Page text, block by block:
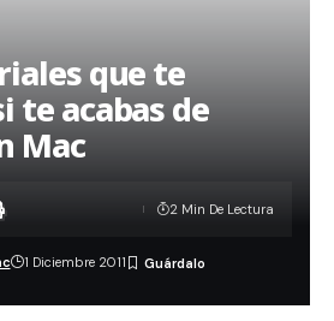
que te
te acabas de
Mac
1 Diciembre 2011
2 Min De Lectura